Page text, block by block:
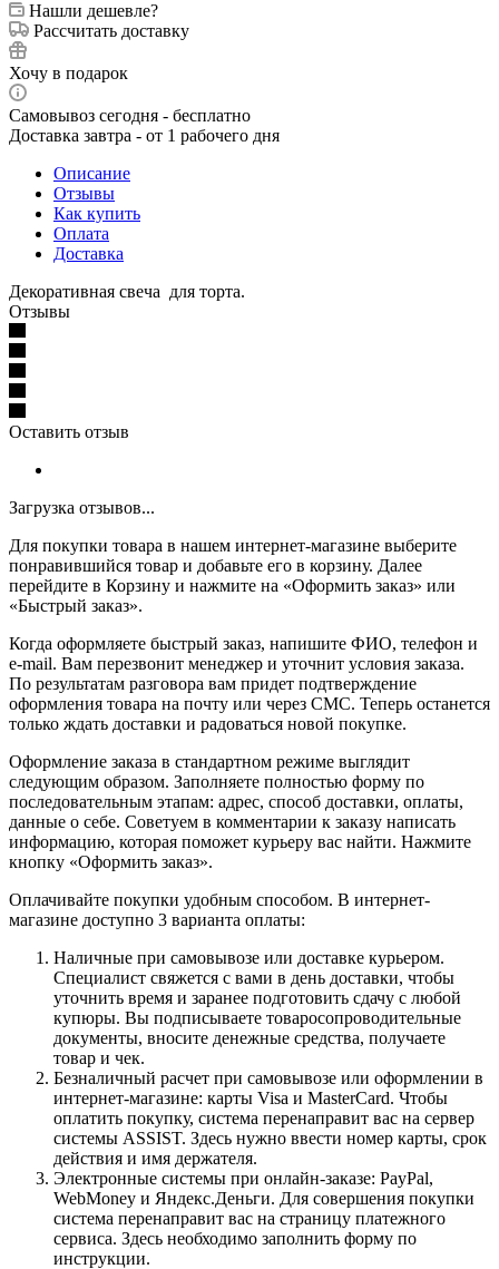
Нашли дешевле?
Рассчитать доставку
Хочу в подарок
Самовывоз сегодня - бесплатно
Доставка завтра - от 1 рабочего дня
Описание
Отзывы
Как купить
Оплата
Доставка
Декоративная свеча для торта.
Отзывы
Оставить отзыв
Загрузка отзывов...
Для покупки товара в нашем интернет-магазине выберите
понравившийся товар и добавьте его в корзину. Далее
перейдите в Корзину и нажмите на «Оформить заказ» или
«Быстрый заказ».
Когда оформляете быстрый заказ, напишите ФИО, телефон и
e-mail. Вам перезвонит менеджер и уточнит условия заказа.
По результатам разговора вам придет подтверждение
оформления товара на почту или через СМС. Теперь останется
только ждать доставки и радоваться новой покупке.
Оформление заказа в стандартном режиме выглядит
следующим образом. Заполняете полностью форму по
последовательным этапам: адрес, способ доставки, оплаты,
данные о себе. Советуем в комментарии к заказу написать
информацию, которая поможет курьеру вас найти. Нажмите
кнопку «Оформить заказ».
Оплачивайте покупки удобным способом. В интернет-
магазине доступно 3 варианта оплаты:
Наличные при самовывозе или доставке курьером.
Специалист свяжется с вами в день доставки, чтобы
уточнить время и заранее подготовить сдачу с любой
купюры. Вы подписываете товаросопроводительные
документы, вносите денежные средства, получаете
товар и чек.
Безналичный расчет при самовывозе или оформлении в
интернет-магазине: карты Visa и MasterCard. Чтобы
оплатить покупку, система перенаправит вас на сервер
системы ASSIST. Здесь нужно ввести номер карты, срок
действия и имя держателя.
Электронные системы при онлайн-заказе: PayPal,
WebMoney и Яндекс.Деньги. Для совершения покупки
система перенаправит вас на страницу платежного
сервиса. Здесь необходимо заполнить форму по
инструкции.